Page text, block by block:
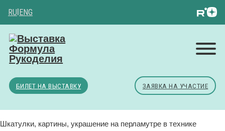
RU|ENG
БИЛЕТ НА ВЫСТАВКУ ЗАЯВКА НА УЧАСТИЕ
Шкатулки, картины, украшение на перламутре в технике